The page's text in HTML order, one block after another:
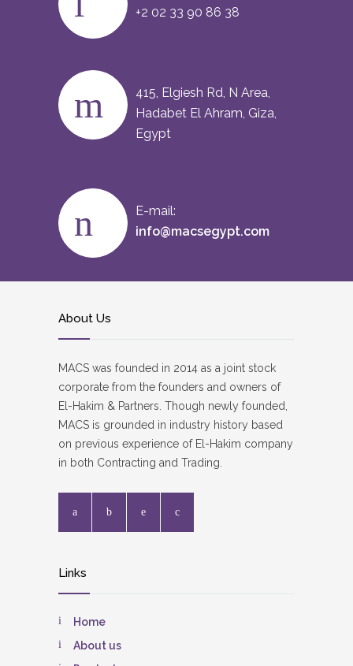
+2 02 33 90 86 38
415, Elgiesh Rd, N Area,
Hadabet El Ahram, Giza,
Egypt
E-mail:
info@macsegypt.com
About Us
MACS was founded in 2014 as a joint stock
corporate from the founders and owners of
El-Hakim & Partners. Though newly founded,
MACS is grounded in industry history based
on previous experience of El-Hakim company
in both Contracting and Trading.
Links
Home
About us